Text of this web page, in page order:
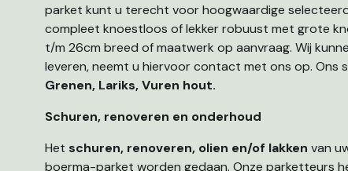
parket kunt u terecht voor hoogwaardige
compleet knoestloos of lekker robuust met grote
t/m 26cm breed of maatwerk op aanvraag. Wij
leveren, neemt u hiervoor contact met ons op. Ons
Grenen, Lariks, Vuren hout.
Schuren, renoveren en onderhoud
Het schuren, renoveren, olien en/of lakken van
boerma-parket worden gedaan. Onze parketteurs